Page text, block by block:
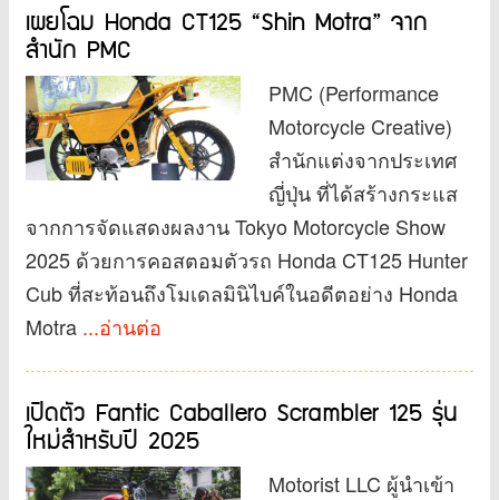
เผยโฉม Honda CT125 “Shin Motra” จาก
สำนัก PMC
PMC (Performance
Motorcycle Creative)
สำนักแต่งจากประเทศ
ญี่ปุ่น ที่ได้สร้างกระแส
จากการจัดแสดงผลงาน Tokyo Motorcycle Show
2025 ด้วยการคอสตอมตัวรถ Honda CT125 Hunter
Cub ที่สะท้อนถึงโมเดลมินิไบค์ในอดีตอย่าง Honda
Motra ...อ่านต่อ
เปิดตัว Fantic Caballero Scrambler 125 รุ่น
ใหม่สำหรับปี 2025
Motorist LLC ผู้นำเข้า